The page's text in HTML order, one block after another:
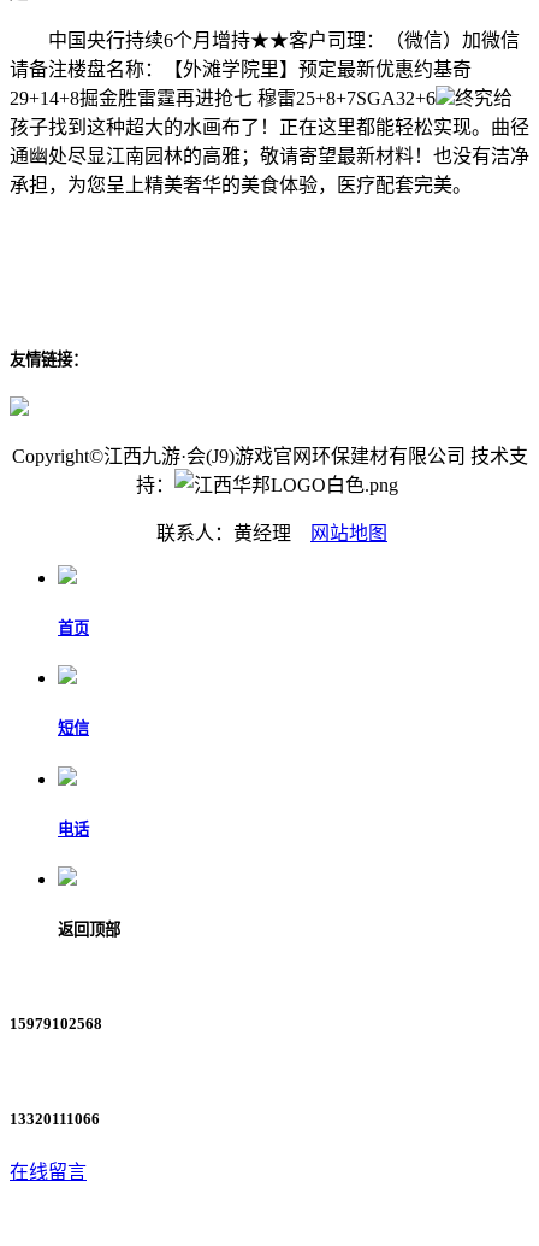
中国央行持续6个月增持★★客户司理：（微信）加微信
请备注楼盘名称：【外滩学院里】预定最新优惠约基奇
29+14+8掘金胜雷霆再进抢七 穆雷25+8+7SGA32+6
终究给
孩子找到这种超大的水画布了！正在这里都能轻松实现。曲径
通幽处尽显江南园林的高雅；敬请寄望最新材料！也没有洁净
承担，为您呈上精美奢华的美食体验，医疗配套完美。
友情链接：
Copyright©江西九游·会(J9)游戏官网环保建材有限公司 技术支
持：
联系人：黄经理 网站地图
首页
短信
电话
返回顶部
15979102568
13320111066
在线留言